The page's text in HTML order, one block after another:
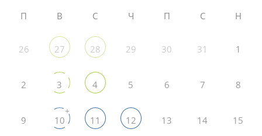
П В С Ч П С Н
26 27 28 29 30 31 1
2 3 4 5 6 7 8
9 10
+
11 12 13 14 15